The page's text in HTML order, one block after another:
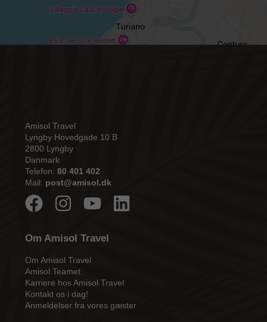
Amisol Travel
Lyngby Hovedgade 10 B
2800 Lyngby
Danmark
Telefon: 80 401 402
Mail: post@amisol.dk
Om Amisol Travel
Om Amisol Travel
Amisol Teamet
Karriere hos Amisol Travel
Kontakt os i dag!
Anmeldelser fra vores gæster